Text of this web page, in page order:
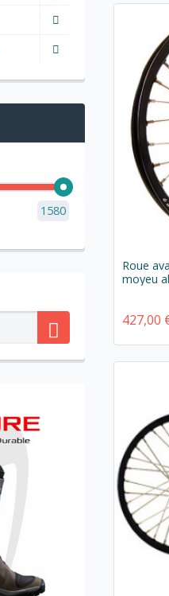
Roue
moyeu
427,00
1580